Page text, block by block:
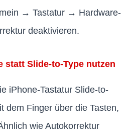
→ Tastatur → Hardware-
deaktivieren.
statt Slide-to-Type nutzen
iPhone-Tastatur Slide-to-
dem Finger über die Tasten,
wie Autokorrektur